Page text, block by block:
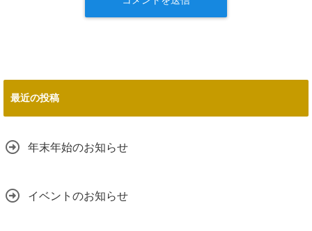
最近の投稿
年末年始のお知らせ
イベントのお知らせ